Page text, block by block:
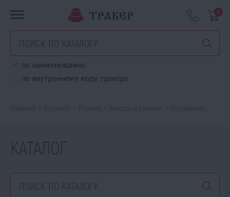
0
по наименованию
по внутреннему коду тракера
КАТАЛОГ